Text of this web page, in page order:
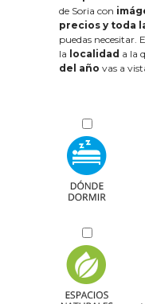
de Soria con
precios y toda
puedas necesitar.
la localidad a la
del año vas a